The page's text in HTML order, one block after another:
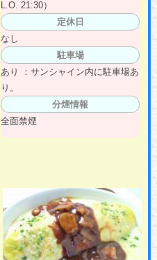
L.O. 21:30）
定休日
なし
駐車場
あり ：サンシャイン内に駐車場あ
り。
分煙情報
全面禁煙